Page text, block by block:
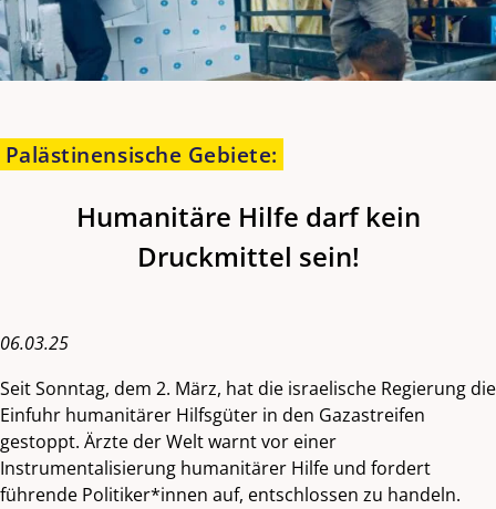
Palästinensische Gebiete:
Humanitäre Hilfe darf kein
Druckmittel sein!
06.03.25
Seit Sonntag, dem 2. März, hat die israelische Regierung die
Einfuhr humanitärer Hilfsgüter in den Gazastreifen
gestoppt. Ärzte der Welt warnt vor einer
Instrumentalisierung humanitärer Hilfe und fordert
führende Politiker*innen auf, entschlossen zu handeln.